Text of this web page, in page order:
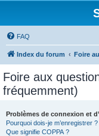
FAQ
Index du forum Foire
Foire aux
fréquemment)
Problèmes de connexion et
Pourquoi dois-je m’enregistrer ?
Que signifie COPPA ?